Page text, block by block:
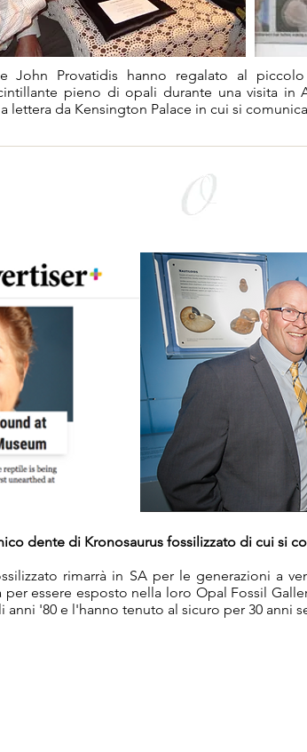
John Provatidis hanno regalato al
pieno di opali durante una visita in
lettera da Kensington Palace in cui si
dente di Kronosaurus fossilizzato di cui si
rimarrà in SA per le generazioni a
essere esposto nella loro Opal Fossil
'80 e l'hanno tenuto al sicuro per 30 anni